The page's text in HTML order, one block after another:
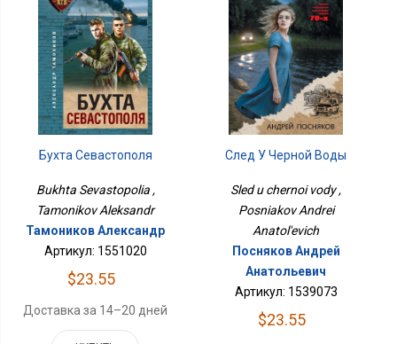
Бухта Севастополя
Bukhta Sevastopolia ,
Tamonikov Aleksandr
Тамоников Александр
Артикул: 1551020
$23.55
Доставка за 14–20 дней
След У Черной Воды
Sled u chernoi vody ,
Posniakov Andrei
Anatol'evich
Посняков Андрей
Анатольевич
Артикул: 1539073
$23.55